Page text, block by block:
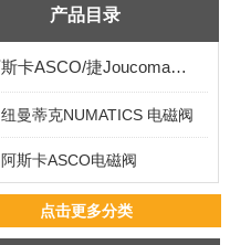
产品目录
阿斯卡ASCO/捷Joucomatic/NUMATICS纽曼蒂克
纽曼蒂克NUMATICS 电磁阀
阿斯卡ASCO电磁阀
点击更多分类